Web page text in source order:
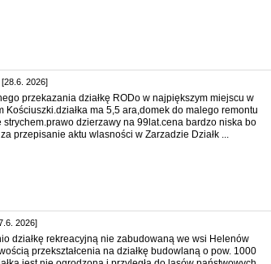
[28.6. 2026]
przekazania działkę RODo w najpiększym miejscu w
Kościuszki.działka ma 5,5 ara,domek do malego remontu
dzierzawy na 99lat.cena bardzo niska bo
przepisanie aktu wlasności w Zarzadzie Działk ...
2026]
działkę rekreacyjną nie zabudowaną we wsi Helenów
przekształcenia na działkę budowlaną o pow. 1000